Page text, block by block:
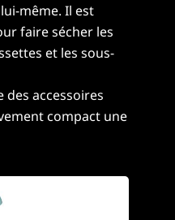
même. Il est
faire sécher les
et les sous-
des accessoires
compact une